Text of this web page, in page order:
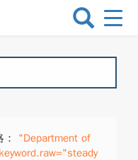
選
換
"Department of